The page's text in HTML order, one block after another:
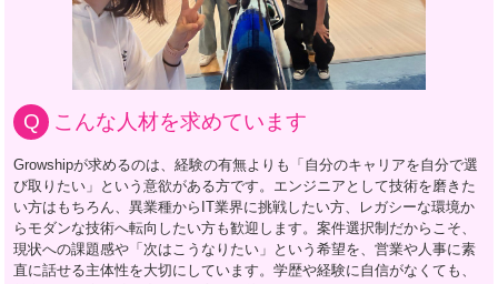
こんな人材を求めています
Growshipが求めるのは、経験の有無よりも「自分のキャリアを自分で選
び取りたい」という意欲がある方です。エンジニアとして技術を磨きた
い方はもちろん、異業種からIT業界に挑戦したい方、レガシーな環境か
らモダンな技術へ転向したい方も歓迎します。案件選択制だからこそ、
現状への課題感や「次はこうなりたい」という希望を、営業や人事に素
直に話せる主体性を大切にしています。学歴や経験に自信がなくても、